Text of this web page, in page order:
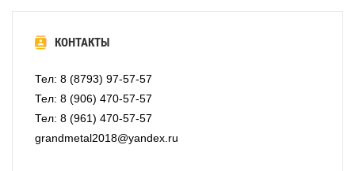
КОНТАКТЫ
Тел: 8 (8793) 97-57-57
Тел: 8 (906) 470-57-57
Тел: 8 (961) 470-57-57
grandmetal2018@yandex.ru